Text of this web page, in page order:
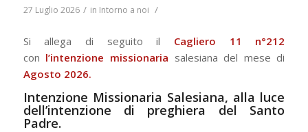
27 Luglio 2026 / in Intorno a noi /
Si allega di seguito il Cagliero 11 n°212
con l’intenzione missionaria salesiana del mese di
Agosto 2026.
Intenzione Missionaria Salesiana, alla luce
dell’intenzione di preghiera del Santo
Padre.